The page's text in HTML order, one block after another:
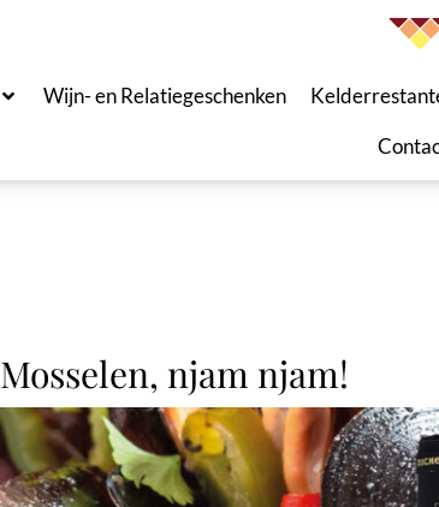
Wijn- en Relatiegeschenken
Mosselen, njam njam!